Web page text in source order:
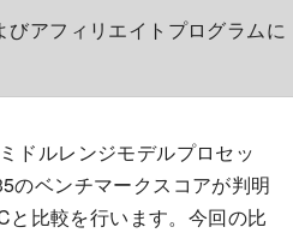
アフィリエイトプログラムに
ドルレンジモデルプロセッ
のベンチマークスコアが判明
と比較を行います。今回の比